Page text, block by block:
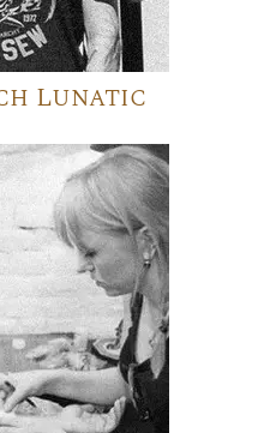
Lunatic